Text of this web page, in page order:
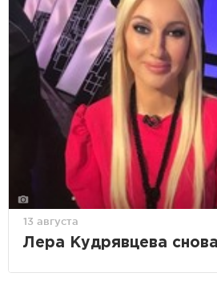
13 августа
Лера Кудрявцева